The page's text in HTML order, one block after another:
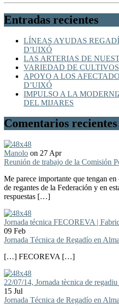
Entradas recientes
LÍNEAS AYUDAS
D’UIXÓ
LAS ARTERIAS DE
VARIEDAD DE
APOYO A LOS
D’UIXÓ
IMPULSO A LA
DEL MIJARES
Comentarios recientes
Manolo on 27 Apr
Reunión de trabajo de la Comisión
Me parece importante que tengan
de regantes de la Federación y en
respuestas […]
Jornada técnica FECOREVA |
09 Feb
Jornada Técnica de Regadío en
[…] FECOREVA […]
22/07/14, Jornada tècnica de
15 Jul
Jornada Técnica de Regadío en